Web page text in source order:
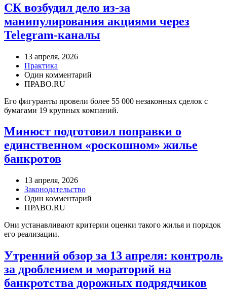
СК возбудил дело из-за
манипулирования акциями через
Telegram-каналы
13 апреля, 2026
Практика
Один комментарий
ПРАВО.RU
Его фигуранты провели более 55 000 незаконных сделок с
бумагами 19 крупных компаний.
Минюст подготовил поправки о
единственном «роскошном» жилье
банкротов
13 апреля, 2026
Законодательство
Один комментарий
ПРАВО.RU
Они устанавливают критерии оценки такого жилья и порядок
его реализации.
Утренний обзор за 13 апреля: контроль
за дроблением и мораторий на
банкротства дорожных подрядчиков